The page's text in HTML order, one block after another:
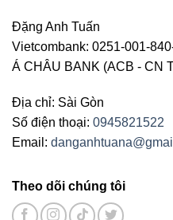
Đặng Anh Tuấn
Vietcombank: 0251-001-
Á CHÂU BANK (ACB - CN
Địa chỉ: Sài Gòn
Số điện thoại: 0945821522
Email:
Theo dõi chúng tôi